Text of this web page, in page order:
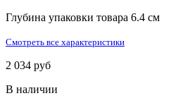
Глубина упаковки товара 6.4 см
Смотреть все характеристики
2 034 руб
В наличии